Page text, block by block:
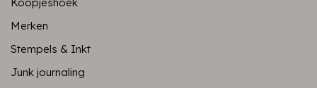
Merken
Stempels & Inkt
Junk journaling